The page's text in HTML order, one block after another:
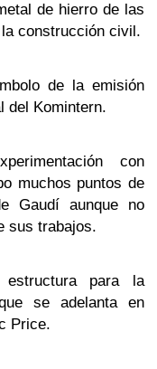
de hierro de las
construcción civil.
de la emisión
del Komintern.
con
muchos puntos de
Gaudí aunque no
sus trabajos.
para la
se adelanta en
Price.